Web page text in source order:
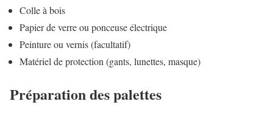
Colle à bois
Papier de verre ou ponceuse électrique
Peinture ou vernis (facultatif)
Matériel de protection (gants, lunettes, masque)
Préparation des palettes